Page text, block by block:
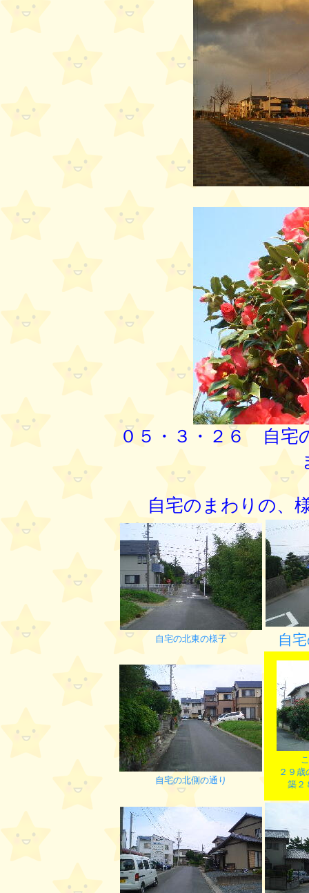
０５・３・２６ 自宅
自宅のまわりの、
自宅の北東の様子 自
自宅の北側の通り
２９
築２